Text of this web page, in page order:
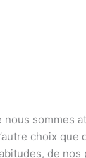
sommes
choix
de